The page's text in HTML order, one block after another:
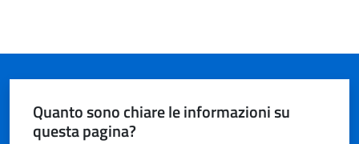
Quanto sono chiare le informazioni su
questa pagina?